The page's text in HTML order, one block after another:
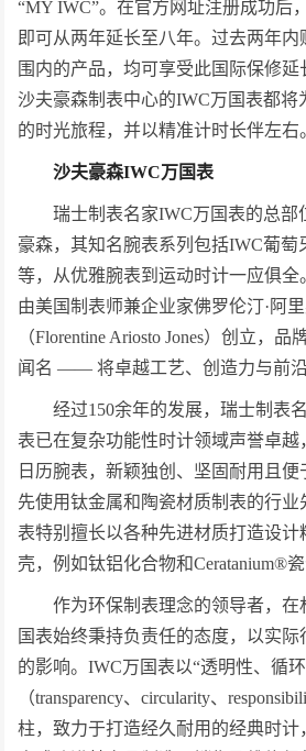
“MY IWC”。在官方网址注册成功后
即可从两年延长至八年。过去两年
围内的产品，均可享受此国际保修
沙夫豪森制表中心的IWC万国表都将
的时光旅程，并以精准计时长伴左右
沙夫豪森IWC万国表
瑞士制表名家IWC万国表的总部
豪森，其知名腕表系列包括IWC葡萄
等，从优雅腕表到运动时计一应俱全
由美国制表师兼企业家佛罗伦汀·阿
（Florentine Ariosto Jones）创立，
闻名 —— 将卓越工艺、创造力与前沿
经过150余年的发展，瑞士制表
表已在复杂功能性时计领域声誉卓越
日历腕表，新颖独创、坚固耐用且
先使用钛金属和陶瓷材质制表的行业
表特别擅长以各种先进材质打造设计
壳，例如钛铝化合物和Ceratanium®瓷
作为环保制表理念的领导者，在
国表始终秉持负责任的态度，以实
的影响。IWC万国表以“透明性、循
（transparency、circularity、
柱，致力于打造经久耐用的经典时计